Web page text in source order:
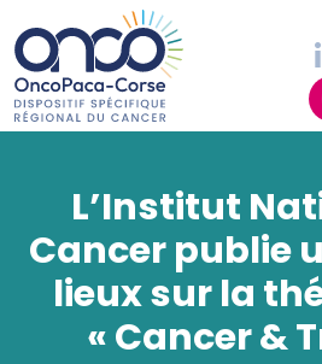
L’Institut
Cancer publie
lieux sur la
« Cancer &
Panneau de gestion des cookies